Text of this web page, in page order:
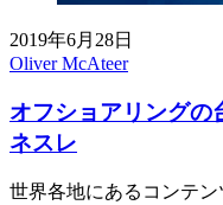
2019年6月28日
Oliver McAteer
オフショアリングの
ネスレ
世界各地にあるコンテ